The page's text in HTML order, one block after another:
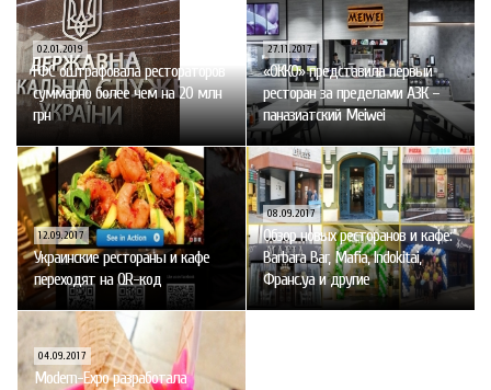
02.01.2019
ГФС оштрафовала рестораторов
суммарно более чем на 20 млн
грн
27.11.2017
«ОККО» представила первый
ресторан за пределами АЗК –
паназиатский Meiwei
12.09.2017
Украинские рестораны и кафе
переходят на QR-код
08.09.2017
Обзор новых ресторанов и кафе:
Barbara Bar, Mafia, Indokitai,
Франс.уа и другие
04.09.2017
Modern-Expo разработала